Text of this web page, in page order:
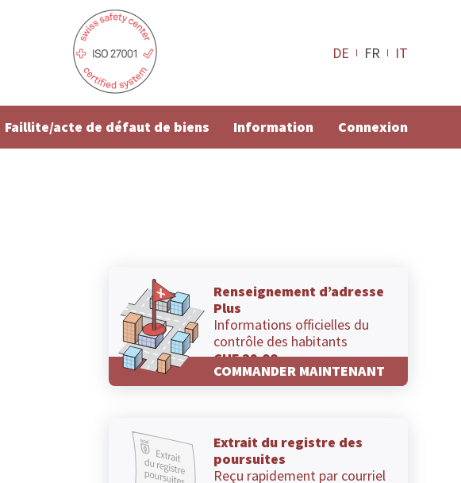
DE FR IT
Faillite/acte de défaut de biens Information Connexion
Renseignement d’adresse
Plus
Informations officielles du
contrôle des habitants
CHF 29.00
COMMANDER MAINTENANT
Extrait du registre des
poursuites
Reçu rapidement par courriel